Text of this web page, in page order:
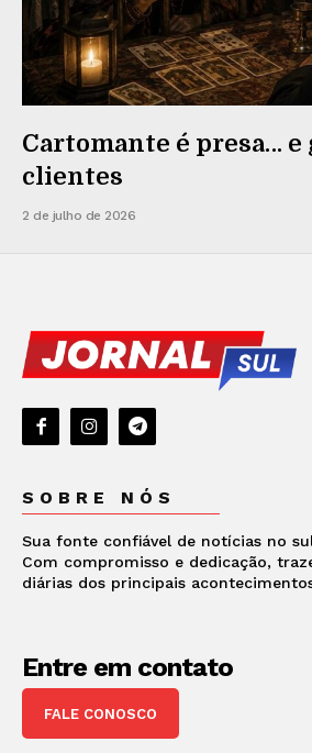
Cartomante é presa… e
clientes
2 de julho de 2026
SOBRE NÓS
Sua fonte confiável de notícias no
Com compromisso e dedicação,
diárias dos principais
Entre em contato
FALE CONOSCO